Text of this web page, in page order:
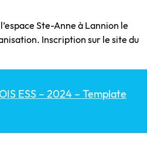
Ste-Anne à Lannion le
Inscription sur le site du
ESS – 2024 – Template